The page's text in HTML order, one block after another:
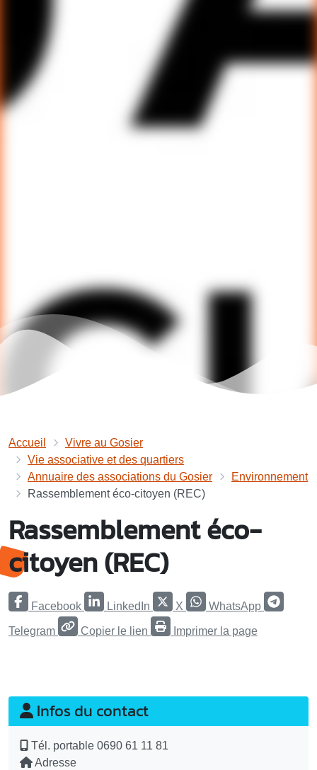
Accueil
Vivre au Gosier
Vie associative et des quartiers
Annuaire des associations du Gosier
Environnement
Rassemblement éco-citoyen (REC)
Rassemblement éco-
citoyen (REC)
Facebook LinkedIn X WhatsApp
Telegram Copier le lien Imprimer la page
Infos du contact
Tél. portable 0690 61 11 81
Adresse